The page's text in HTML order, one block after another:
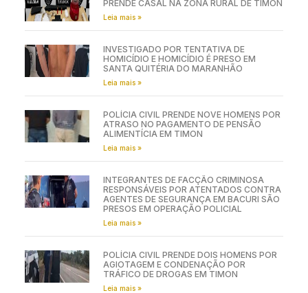
PRENDE CASAL NA ZONA RURAL DE TIMON
Leia mais »
INVESTIGADO POR TENTATIVA DE
HOMICÍDIO E HOMICÍDIO É PRESO EM
SANTA QUITÉRIA DO MARANHÃO
Leia mais »
POLÍCIA CIVIL PRENDE NOVE HOMENS POR
ATRASO NO PAGAMENTO DE PENSÃO
ALIMENTÍCIA EM TIMON
Leia mais »
INTEGRANTES DE FACÇÃO CRIMINOSA
RESPONSÁVEIS POR ATENTADOS CONTRA
AGENTES DE SEGURANÇA EM BACURI SÃO
PRESOS EM OPERAÇÃO POLICIAL
Leia mais »
POLÍCIA CIVIL PRENDE DOIS HOMENS POR
AGIOTAGEM E CONDENAÇÃO POR
TRÁFICO DE DROGAS EM TIMON
Leia mais »